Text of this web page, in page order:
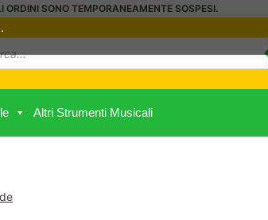
ORDINI SONO TEMPORANEAMENTE SOSPESI.
Altri Strumenti Musicali